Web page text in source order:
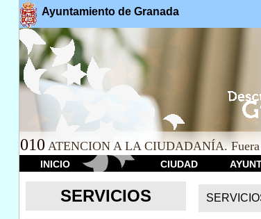
Ayuntamiento de Granada
010 ATENCION A LA CIUDADANÍA. Fuera
INICIO CIUDAD
SERVICIOS